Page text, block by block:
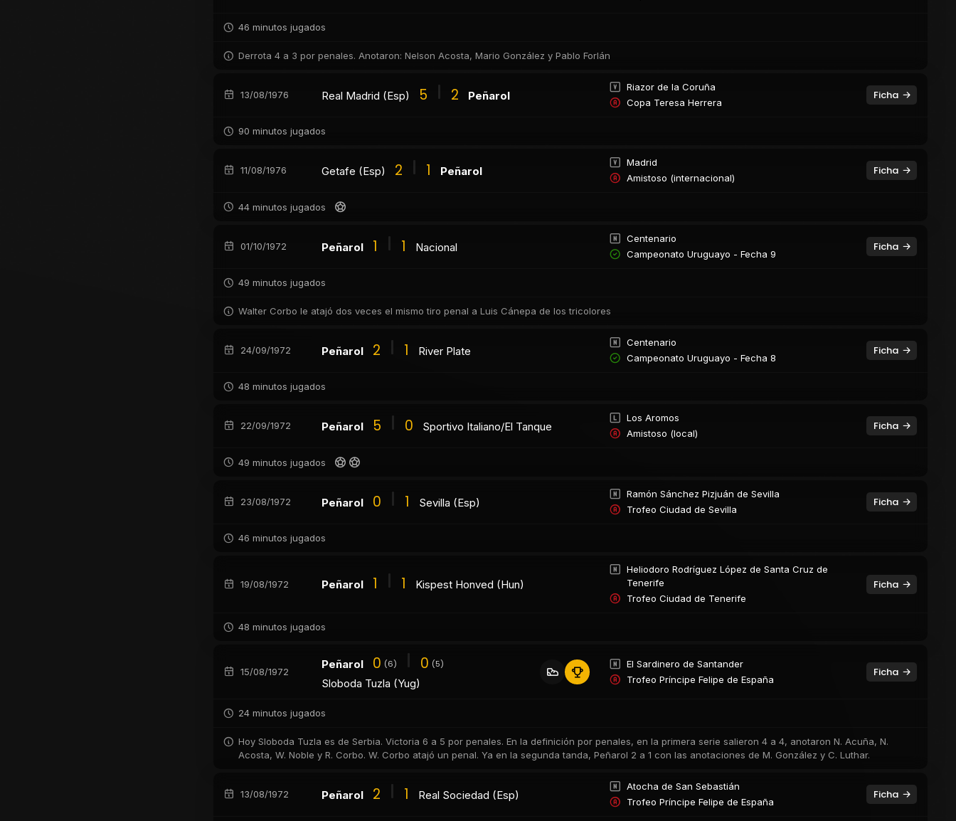
46 minutos jugados
Derrota 4 a 3 por penales. Anotaron: Nelson Acosta, Mario González y Pablo Forlán
13/08/1976 Real Madrid (Esp) 5 2 Peñarol
Riazor de la Coruña
Copa Teresa Herrera
Ficha
90 minutos jugados
11/08/1976 Getafe (Esp) 2 1 Peñarol
Madrid
Amistoso (internacional)
Ficha
44 minutos jugados
01/10/1972 Peñarol 1 1 Nacional
Centenario
Campeonato Uruguayo - Fecha 9
Ficha
49 minutos jugados
Walter Corbo le atajó dos veces el mismo tiro penal a Luis Cánepa de los tricolores
24/09/1972 Peñarol 2 1 River Plate
Centenario
Campeonato Uruguayo - Fecha 8
Ficha
48 minutos jugados
22/09/1972 Peñarol 5 0 Sportivo Italiano/El Tanque
Los Aromos
Amistoso (local)
Ficha
49 minutos jugados
23/08/1972 Peñarol 0 1 Sevilla (Esp)
Ramón Sánchez Pizjuán de Sevilla
Trofeo Ciudad de Sevilla
Ficha
46 minutos jugados
19/08/1972 Peñarol 1 1 Kispest Honved (Hun)
Heliodoro Rodríguez López de Santa Cruz de
Tenerife
Trofeo Ciudad de Tenerife
Ficha
48 minutos jugados
15/08/1972
Peñarol 0 (6) 0 (5)
Sloboda Tuzla (Yug)
El Sardinero de Santander
Trofeo Príncipe Felipe de España
Ficha
24 minutos jugados
Hoy Sloboda Tuzla es de Serbia. Victoria 6 a 5 por penales. En la definición por penales, en la primera serie salieron 4 a 4, anotaron N. Acuña, N.
Acosta, W. Noble y R. Corbo. W. Corbo atajó un penal. Ya en la segunda tanda, Peñarol 2 a 1 con las anotaciones de M. González y C. Luthar.
13/08/1972 Peñarol 2 1 Real Sociedad (Esp)
Atocha de San Sebastián
Trofeo Príncipe Felipe de España
Ficha